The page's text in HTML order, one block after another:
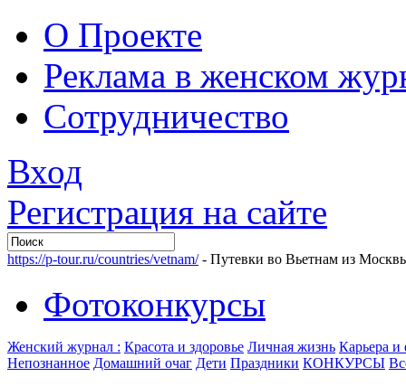
О Проекте
Реклама в женском
Сотрудничество
Вход
Регистрация на сайте
https://p-tour.ru/countries/vetnam/- Путевки во Вьетнам из
Фотоконкурсы
Женский журнал : Красота и здоровье Личная жизнь Карьера
Непознанное Домашний очаг Дети Праздники КОНКУРСЫ